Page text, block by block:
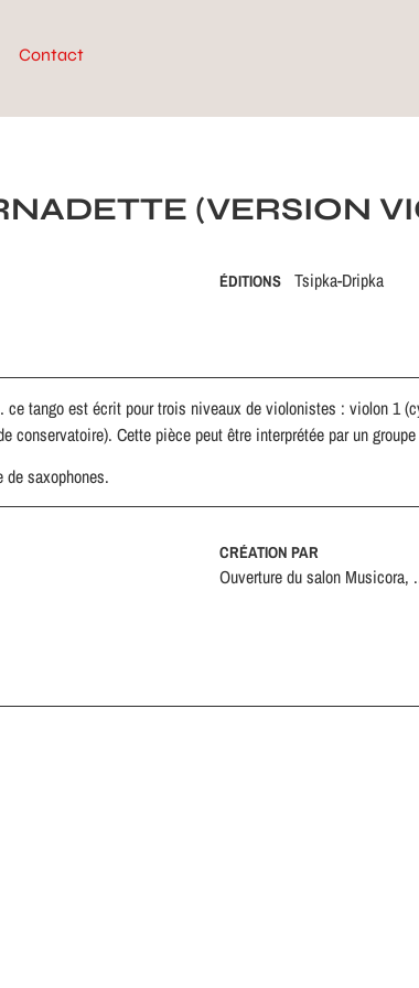
Contact
(VERSION
ÉDITIONSTsipka-Dripka
ce tango est écrit pour trois niveaux de violonistes : violon 1
conservatoire). Cette pièce peut être interprétée par un
saxophones.
CRÉATION PAR
Ouverture du salon